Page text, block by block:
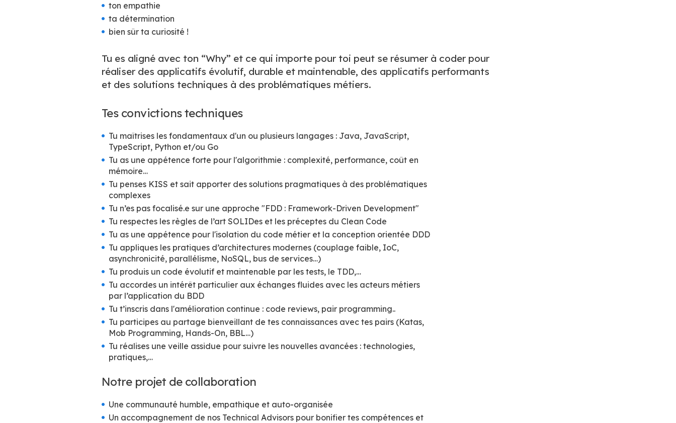
ton empathie
ta détermination
bien sûr ta curiosité !
Tu es aligné avec ton “Why” et ce qui importe pour toi peut se résumer à coder pour
réaliser des applicatifs évolutif, durable et maintenable, des applicatifs performants
et des solutions techniques à des problématiques métiers.
Tes convictions techniques
Tu maîtrises les fondamentaux d'un ou plusieurs langages : Java, JavaScript,
TypeScript, Python et/ou Go
Tu as une appétence forte pour l'algorithmie : complexité, performance, coût en
mémoire…
Tu penses KISS et sait apporter des solutions pragmatiques à des problématiques
complexes
Tu n’es pas focalisé.e sur une approche "FDD : Framework-Driven Development"
Tu respectes les règles de l’art SOLIDes et les préceptes du Clean Code
Tu as une appétence pour l'isolation du code métier et la conception orientée DDD
Tu appliques les pratiques d’architectures modernes (couplage faible, IoC,
asynchronicité, parallélisme, NoSQL, bus de services…)
Tu produis un code évolutif et maintenable par les tests, le TDD,…
Tu accordes un intérêt particulier aux échanges fluides avec les acteurs métiers
par l’application du BDD
Tu t’inscris dans l'amélioration continue : code reviews, pair programming..
Tu participes au partage bienveillant de tes connaissances avec tes pairs (Katas,
Mob Programming, Hands-On, BBL…)
Tu réalises une veille assidue pour suivre les nouvelles avancées : technologies,
pratiques,…
Notre projet de collaboration
Une communauté humble, empathique et auto-organisée
Un accompagnement de nos Technical Advisors pour bonifier tes compétences et